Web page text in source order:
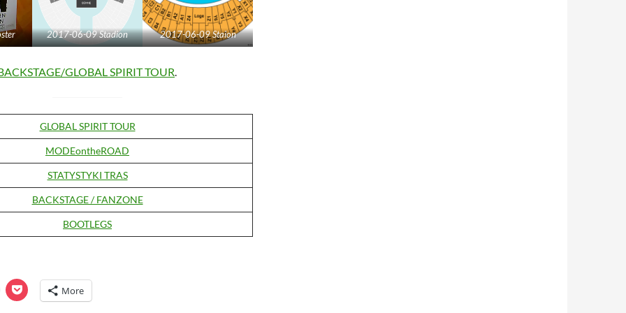
2017-06-09 Stadion 2017-06-09 Staion
GLOBAL SPIRIT TOUR.
GLOBAL SPIRIT TOUR
MODEontheROAD
STATYSTYKI TRAS
BACKSTAGE / FANZONE
BOOTLEGS
C
l More